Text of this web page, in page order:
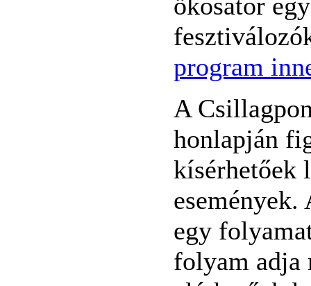
program
A
honlapján
kísérhetőek
események.
egy
folyam adja